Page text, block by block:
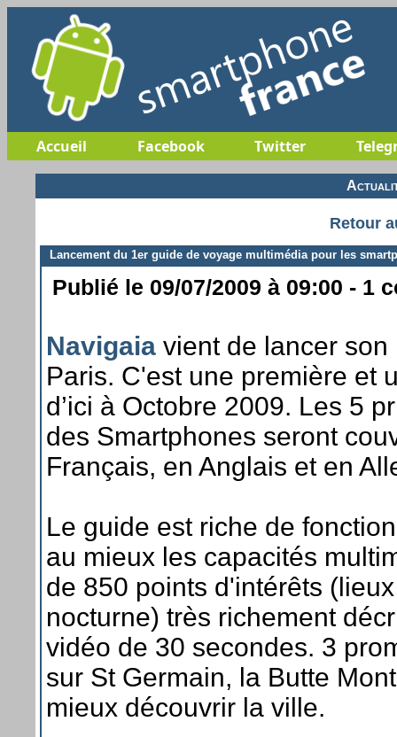
Accueil Facebook Twitter
Retour
Lancement du 1er guide de voyage multimédia pour les
Publié le 09/07/2009 à 09:00 - 1
Navigaia vient de lancer
Paris. C'est une première et
d’ici à Octobre 2009. Les 5
des Smartphones seront
Français, en Anglais et en
Le guide est riche de
au mieux les capacités
de 850 points d'intérêts
nocturne) très richement
vidéo de 30 secondes. 3
sur St Germain, la Butte
mieux découvrir la ville.